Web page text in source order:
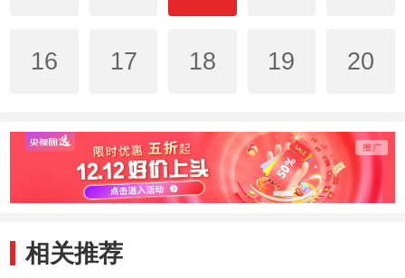
16 17 18 19 20
相关推荐